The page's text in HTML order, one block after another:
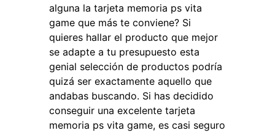
alguna la tarjeta memoria ps vita
game que más te conviene? Si
quieres hallar el producto que mejor
se adapte a tu presupuesto esta
genial selección de productos podría
quizá ser exactamente aquello que
andabas buscando. Si has decidido
conseguir una excelente tarjeta
memoria ps vita game, es casi seguro